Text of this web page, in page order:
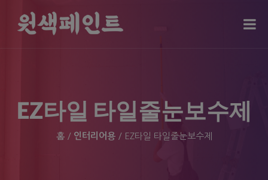
EZ타일 타일줄눈보수제
홈/ 인터리어용/ EZ타일 타일줄눈보수제